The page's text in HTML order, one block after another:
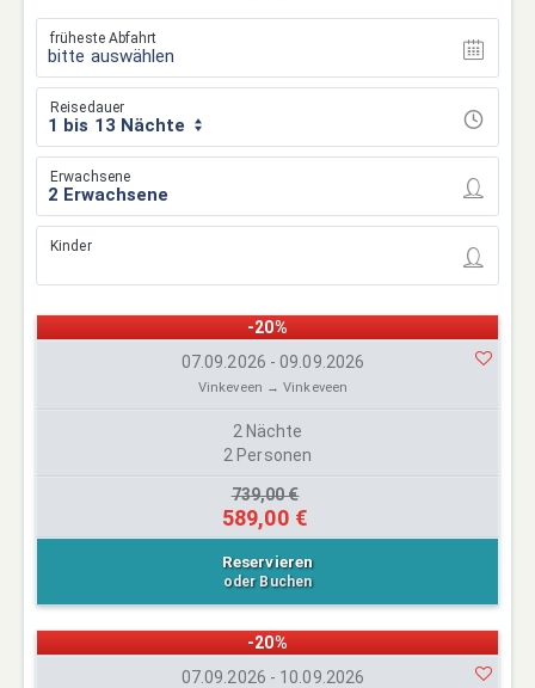
früheste Abfahrt
bitte auswählen
Reisedauer
1 bis 13 Nächte
Erwachsene
Kinder
-20%
07.09.2026 - 09.09.2026
Vinkeveen → Vinkeveen
2 Nächte
2 Personen
739,00 €
589,00 €
Reservieren
oder Buchen
-20%
07.09.2026 - 10.09.2026